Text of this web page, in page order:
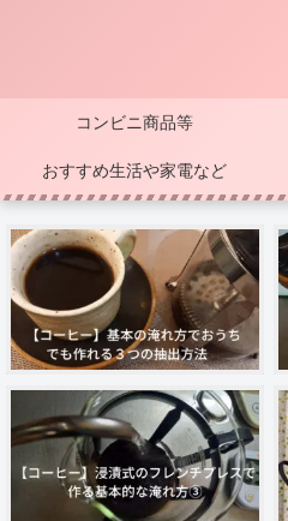
コンビニ商品等
おすすめ生活や家電など